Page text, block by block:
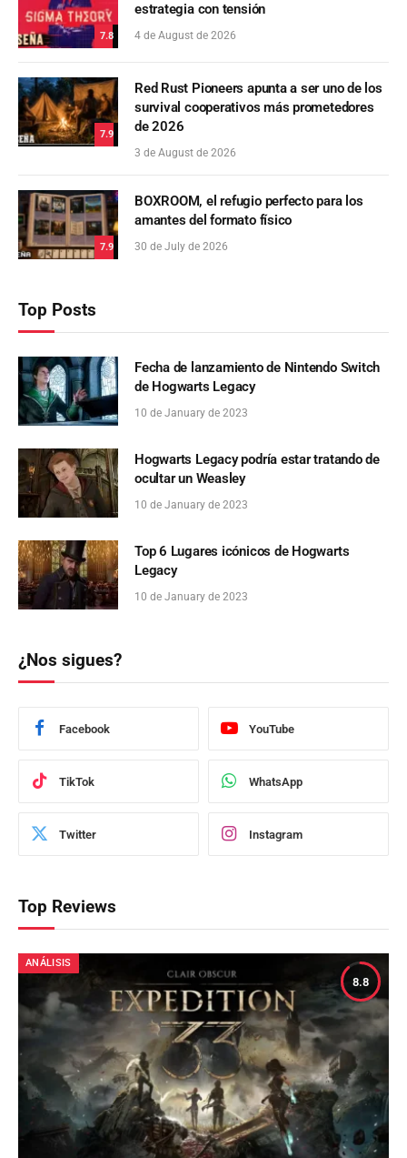
7.8
estrategia con tensión
4 de August de 2026
7.9
Red Rust Pioneers apunta a ser uno de los
survival cooperativos más prometedores
de 2026
3 de August de 2026
7.9
BOXROOM, el refugio perfecto para los
amantes del formato físico
30 de July de 2026
Top Posts
Fecha de lanzamiento de Nintendo Switch
de Hogwarts Legacy
10 de January de 2023
Hogwarts Legacy podría estar tratando de
ocultar un Weasley
10 de January de 2023
Top 6 Lugares icónicos de Hogwarts
Legacy
10 de January de 2023
¿Nos sigues?
Facebook YouTube
TikTok WhatsApp
Twitter Instagram
Top Reviews
8.8
ANÁLISIS